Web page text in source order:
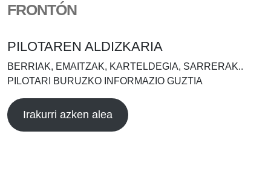
FRONTÓN
PILOTAREN ALDIZKARIA
BERRIAK, EMAITZAK, KARTELDEGIA, SARRERAK..
PILOTARI BURUZKO INFORMAZIO GUZTIA
Irakurri azken alea